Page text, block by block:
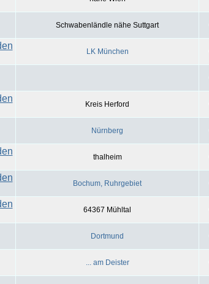
Schwabenländle nähe Suttgart
LK München
Kreis Herford
Nürnberg
thalheim
Bochum, Ruhrgebiet
64367 Mühltal
Dortmund
... am Deister